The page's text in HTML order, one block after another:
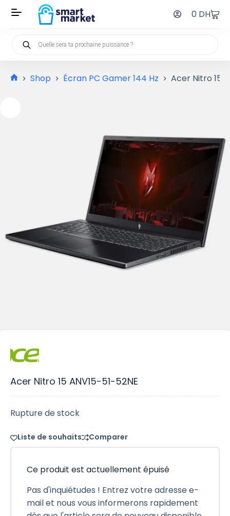
0 DH
Shop Écran PC Gamer 144 Hz Acer Nitro 15
Acer Nitro 15 ANV15-51-52NE
Rupture de stock
Liste de souhaits Comparer
Ce produit est actuellement épuisé
Pas d'inquiétudes ! Entrez votre adresse e-
mail et nous vous informerons rapidement